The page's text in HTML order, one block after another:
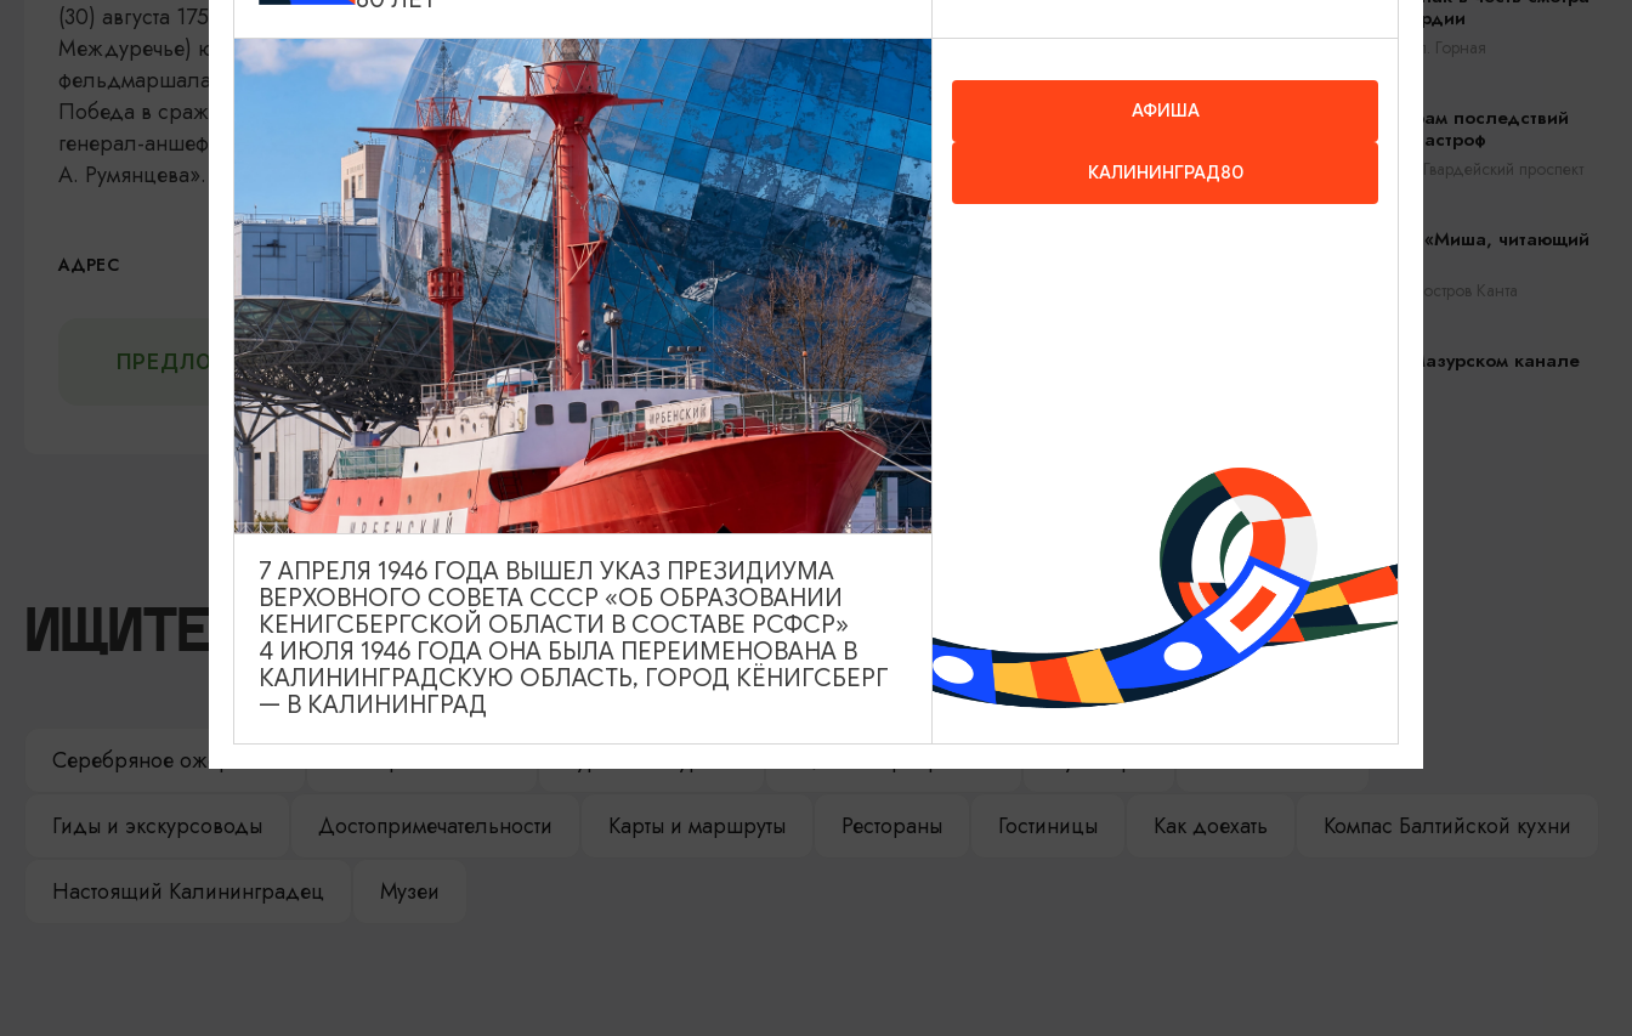
(30) августа 1757 года во время Семилетней войны 1756-1763 годов под селением Грос-Егерсдорф (близ пос.
Междуречье) юго-западнее Инстербурга (ныне г. Черняховск) русская армия под командованием генерал-
фельдмаршала С. Ф. Апраксина нанесла поражение прусским войскам генерал-фельдмаршала Г. Левалъда.
Победа в сражении была достигнута во многом благодаря мужеству русской пехоты под командованием
генерал-аншефа В. А. Лопухина, погибшего в этом бою, и смелому маневру полков бригады генерал-майора П.
А. Румян­цева».
АДРЕС ул. Ленина, 22, Показать на карте
ПРЕДЛОЖИТЬ ИНФОРМАЦИЮ
русской гвардии
Черняховск, ул. Горная
Ликвидаторам последствий
атомных катастроф
Калининград, Гвардейский проспект
Скульптура «Миша, читающий
Калининград, остров Канта
Бобры на Мазурском канале
ИЩИТЕ ТАКЖЕ НА НАШЕМ САЙТЕ
Серебряное ожерелье
Гиды и экскурсоводы Достопримечательности Карты и маршруты Рестораны Гостиницы Как доехать Компас Балтийской кухни
Настоящий Калининградец Музеи
АФИША
КАЛИНИНГРАД80
7 АПРЕЛЯ 1946 ГОДА ВЫШЕЛ УКАЗ ПРЕЗИДИУМА
ВЕРХОВНОГО СОВЕТА СССР «ОБ ОБРАЗОВАНИИ
КЕНИГСБЕРГСКОЙ ОБЛАСТИ В СОСТАВЕ РСФСР»
4 ИЮЛЯ 1946 ГОДА ОНА БЫЛА ПЕРЕИМЕНОВАНА В
КАЛИНИНГРАДСКУЮ ОБЛАСТЬ, ГОРОД КЁНИГСБЕРГ
— В КАЛИНИНГРАД